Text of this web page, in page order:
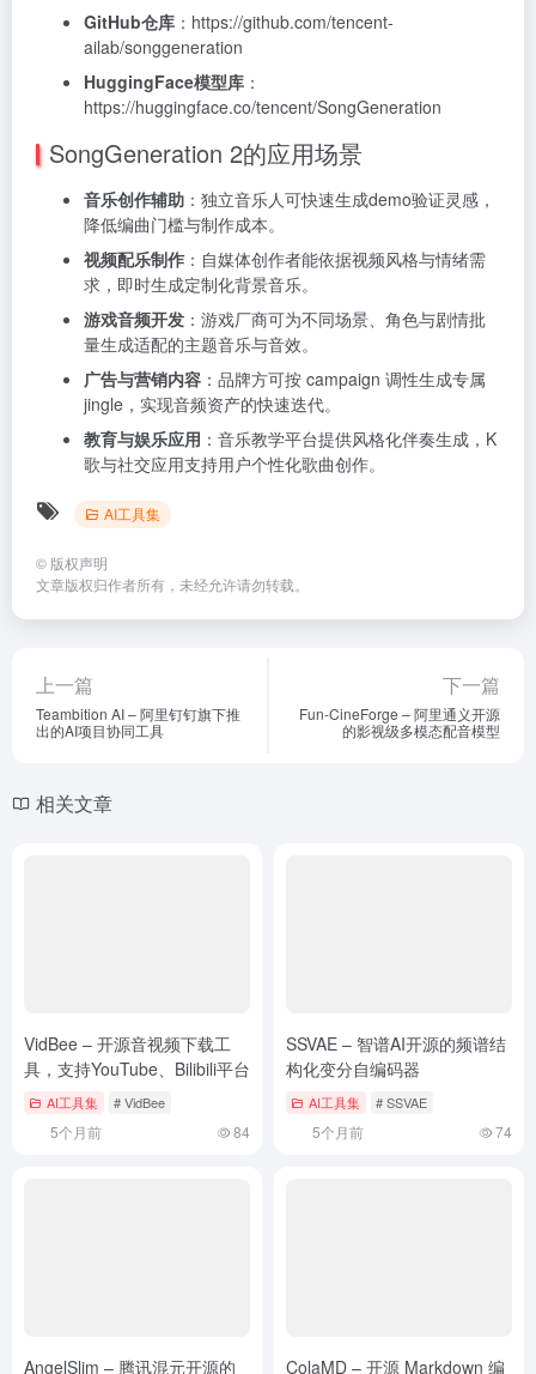
GitHub仓库 ：https://github.com/tencent-
ailab/songgeneration
HuggingFace模型库 ：
https://huggingface.co/tencent/SongGeneration
SongGeneration 2的应用场景
音乐创作辅助 ：独立音乐人可快速生成demo验证灵感，
降低编曲门槛与制作成本。
视频配乐制作 ：自媒体创作者能依据视频风格与情绪需
求，即时生成定制化背景音乐。
游戏音频开发 ：游戏厂商可为不同场景、角色与剧情批
量生成适配的主题音乐与音效。
广告与营销内容 ：品牌方可按 campaign 调性生成专属
jingle，实现音频资产的快速迭代。
教育与娱乐应用 ：音乐教学平台提供风格化伴奏生成，K
歌与社交应用支持用户个性化歌曲创作。
AI工具集
© 版权声明
文章版权归作者所有，未经允许请勿转载。
上一篇
Teambition AI – 阿里钉钉旗下推
出的AI项目协同工具
下一篇
Fun-CineForge – 阿里通义开源
的影视级多模态配音模型
相关文章
VidBee – 开源音视频下载工
具，支持YouTube、Bilibili平台
AI工具集 # VidBee
5个月前 84
SSVAE – 智谱AI开源的频谱结
构化变分自编码器
AI工具集 # SSVAE
5个月前 74
AngelSlim – 腾讯混元开源的 ColaMD – 开源 Markdown 编